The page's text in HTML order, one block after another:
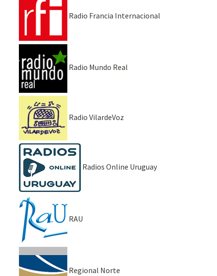
Radio Francia Internacional
Radio Mundo Real
Radio VilardeVoz
Radios Online Uruguay
RAU
Regional Norte